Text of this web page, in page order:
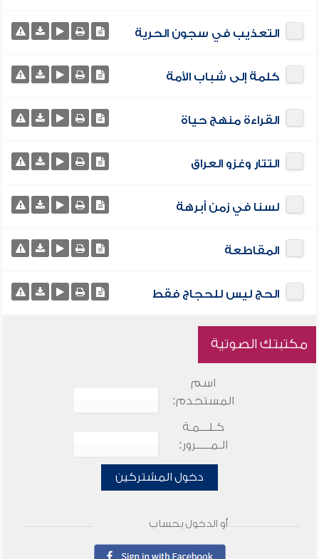
التعذيب في سجون الحرية
كلمة إلى شباب الأمة
القراءة منهج حياة
التتار وغزو العراق
لسنا في زمن أبرهة
المقاطعة
الحج ليس للحجاج فقط
مكتبتك الصوتية
اسم
المستخدم:
كـلـــمـة
الـمـــــرور:
دخول المشتركين
أو الدخول بحساب